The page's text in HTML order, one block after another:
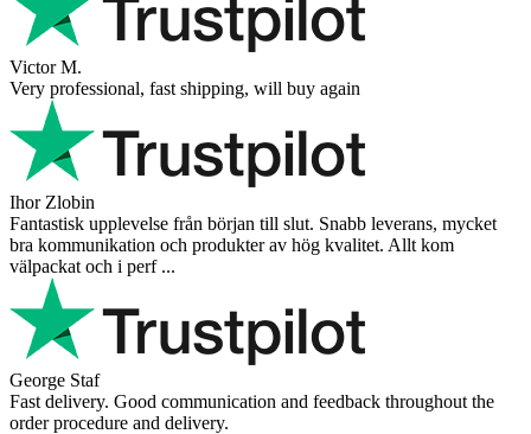
Victor M.
Very professional, fast shipping, will buy again
Ihor Zlobin
Fantastisk upplevelse från början till slut. Snabb leverans, mycket
bra kommunikation och produkter av hög kvalitet. Allt kom
välpackat och i perf ...
George Staf
Fast delivery. Good communication and feedback throughout the
order procedure and delivery.